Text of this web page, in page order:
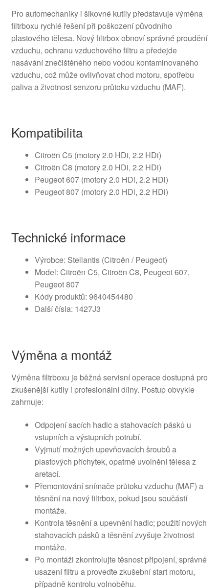
Pro automechaniky i šikovné kutily představuje výměna
filtrboxu rychlé řešení při poškození původního
plastového tělesa. Nový filtrbox obnoví správné proudění
vzduchu, ochranu vzduchového filtru a předejde
nasávání znečištěného nebo vodou kontaminovaného
vzduchu, což může ovlivňovat chod motoru, spotřebu
paliva a životnost senzoru průtoku vzduchu (MAF).
Kompatibilita
Citroën C5 (motory 2.0 HDi, 2.2 HDi)
Citroën C8 (motory 2.0 HDi, 2.2 HDi)
Peugeot 607 (motory 2.0 HDi, 2.2 HDi)
Peugeot 807 (motory 2.0 HDi, 2.2 HDi)
Technické informace
Výrobce: Stellantis (Citroën / Peugeot)
Model: Citroën C5, Citroën C8, Peugeot 607,
Peugeot 807
Kódy produktů: 9640454480
Další čísla: 1427J3
Výměna a montáž
Výměna filtrboxu je běžná servisní operace dostupná pro
zkušenější kutily i profesionální dílny. Postup obvykle
zahrnuje:
Odpojení sacích hadic a stahovacích pásků u
vstupních a výstupních potrubí.
Vyjmutí možných upevňovacích šroubů a
plastových příchytek, opatrné uvolnění tělesa z
aretací.
Přemontování snímače průtoku vzduchu (MAF) a
těsnění na nový filtrbox, pokud jsou součástí
montáže.
Kontrola těsnění a upevnění hadic; použití nových
stahovacích pásků a těsnění zvyšuje životnost
montáže.
Po montáži zkontrolujte těsnost připojení, správné
usazení filtru a proveďte zkušební start motoru,
případně kontrolu volnoběhu.